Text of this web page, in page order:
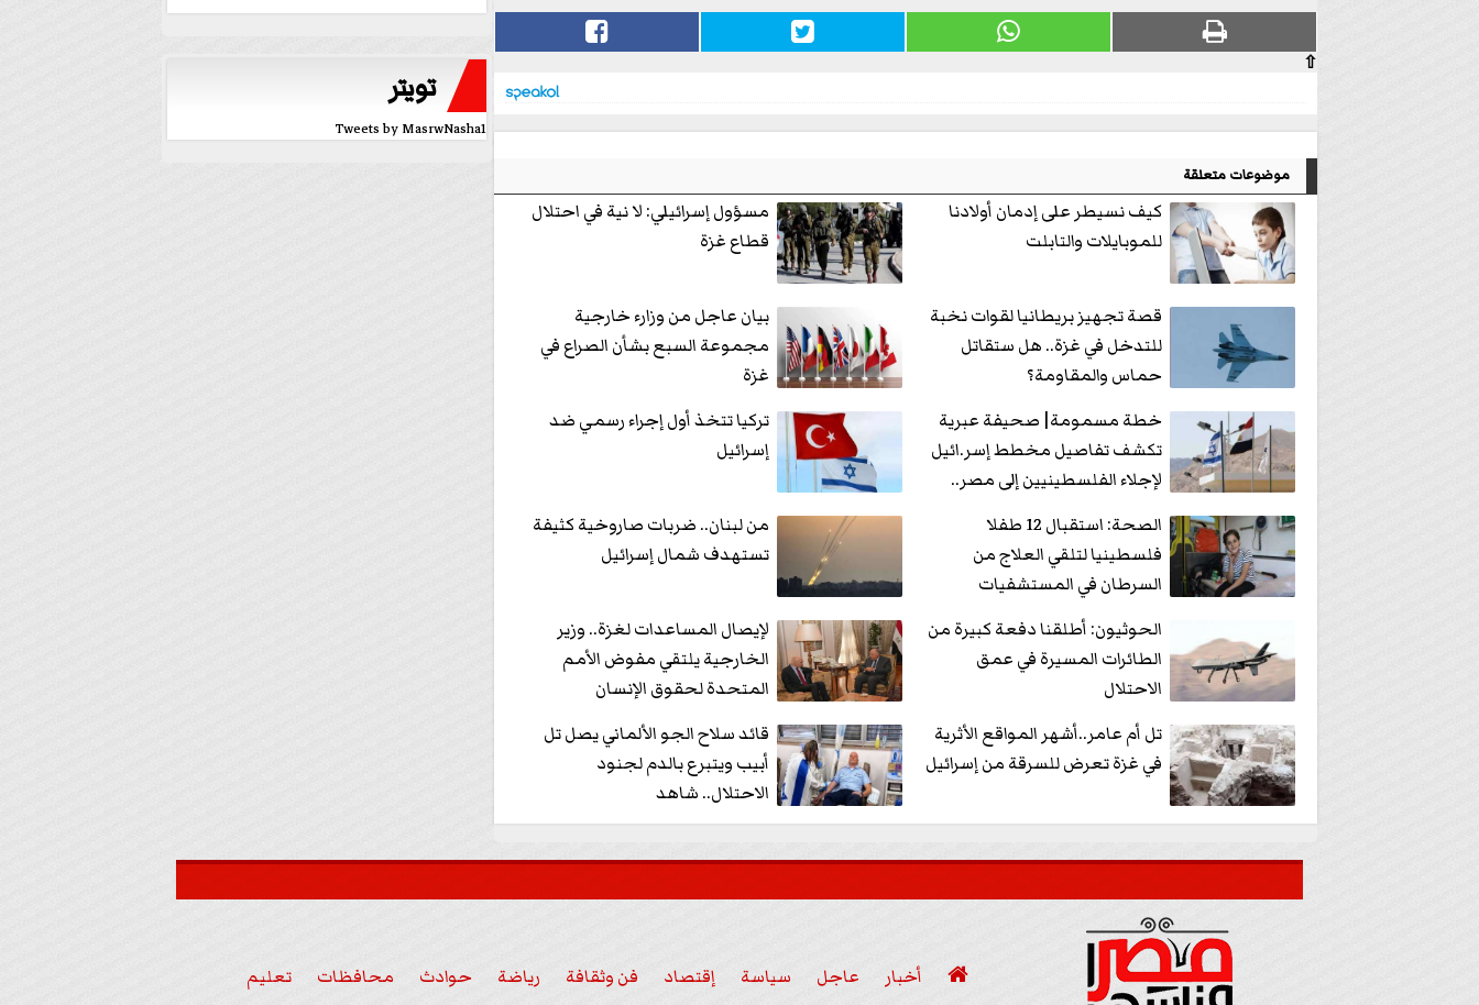
⇧
موضوعات متعلقة
كيف نسيطر على إدمان أولادنا
للموبايلات والتابلت
مسؤول إسرائيلي: لا نية في احتلال
قطاع غزة
قصة تجهيز بريطانيا لقوات نخبة
للتدخل في غزة.. هل ستقاتل
حماس والمقاومة؟
بيان عاجل من وزارء خارجية
مجموعة السبع بشأن الصراع في
غزة
خطة مسمومة| صحيفة عبرية
تكشف تفاصيل مخطط إسر.ائيل
لإجلاء الفلسطينيين إلى مصر..
تركيا تتخذ أول إجراء رسمي ضد
إسرائيل
الصحة: استقبال 12 طفلا
فلسطينيا لتلقي العلاج من
السرطان في المستشفيات
من لبنان.. ضربات صاروخية كثيفة
تستهدف شمال إسرائيل
الحوثيون: أطلقنا دفعة كبيرة من
الطائرات المسيرة في عمق
الاحتلال
لإيصال المساعدات لغزة.. وزير
الخارجية يلتقي مفوض الأمم
المتحدة لحقوق الإنسان
تل أم عامر..أشهر المواقع الأثرية
في غزة تعرض للسرقة من إسرائيل
قائد سلاح الجو الألماني يصل تل
أبيب ويتبرع بالدم لجنود
الاحتلال.. شاهد
تويتر
Tweets by MasrwNasha1
 أخبار عاجل سياسة إقتصاد فن وثقافة رياضة حوادث محافظات
تعليم